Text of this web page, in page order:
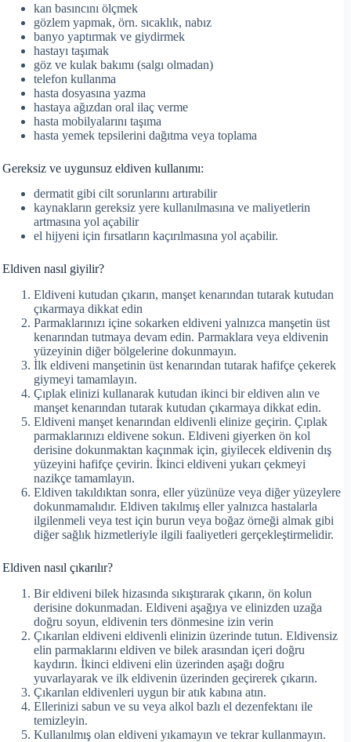
kan basıncını ölçmek
gözlem yapmak, örn. sıcaklık, nabız
banyo yaptırmak ve giydirmek
hastayı taşımak
göz ve kulak bakımı (salgı olmadan)
telefon kullanma
hasta dosyasına yazma
hastaya ağızdan oral ilaç verme
hasta mobilyalarını taşıma
hasta yemek tepsilerini dağıtma veya toplama
Gereksiz ve uygunsuz eldiven kullanımı:
dermatit gibi cilt sorunlarını artırabilir
kaynakların gereksiz yere kullanılmasına ve maliyetlerin
artmasına yol açabilir
el hijyeni için fırsatların kaçırılmasına yol açabilir.
Eldiven nasıl giyilir?
Eldiveni kutudan çıkarın, manşet kenarından tutarak kutudan
çıkarmaya dikkat edin
Parmaklarınızı içine sokarken eldiveni yalnızca manşetin üst
kenarından tutmaya devam edin. Parmaklara veya eldivenin
yüzeyinin diğer bölgelerine dokunmayın.
İlk eldiveni manşetinin üst kenarından tutarak hafifçe çekerek
giymeyi tamamlayın.
Çıplak elinizi kullanarak kutudan ikinci bir eldiven alın ve
manşet kenarından tutarak kutudan çıkarmaya dikkat edin.
Eldiveni manşet kenarından eldivenli elinize geçirin. Çıplak
parmaklarınızı eldivene sokun. Eldiveni giyerken ön kol
derisine dokunmaktan kaçınmak için, giyilecek eldivenin dış
yüzeyini hafifçe çevirin. İkinci eldiveni yukarı çekmeyi
nazikçe tamamlayın.
Eldiven takıldıktan sonra, eller yüzünüze veya diğer yüzeylere
dokunmamalıdır. Eldiven takılmış eller yalnızca hastalarla
ilgilenmeli veya test için burun veya boğaz örneği almak gibi
diğer sağlık hizmetleriyle ilgili faaliyetleri gerçekleştirmelidir.
Eldiven nasıl çıkarılır?
Bir eldiveni bilek hizasında sıkıştırarak çıkarın, ön kolun
derisine dokunmadan. Eldiveni aşağıya ve elinizden uzağa
doğru soyun, eldivenin ters dönmesine izin verin
Çıkarılan eldiveni eldivenli elinizin üzerinde tutun. Eldivensiz
elin parmaklarını eldiven ve bilek arasından içeri doğru
kaydırın. İkinci eldiveni elin üzerinden aşağı doğru
yuvarlayarak ve ilk eldivenin üzerinden geçirerek çıkarın.
Çıkarılan eldivenleri uygun bir atık kabına atın.
Ellerinizi sabun ve su veya alkol bazlı el dezenfektanı ile
temizleyin.
Kullanılmış olan eldiveni yıkamayın ve tekrar kullanmayın.